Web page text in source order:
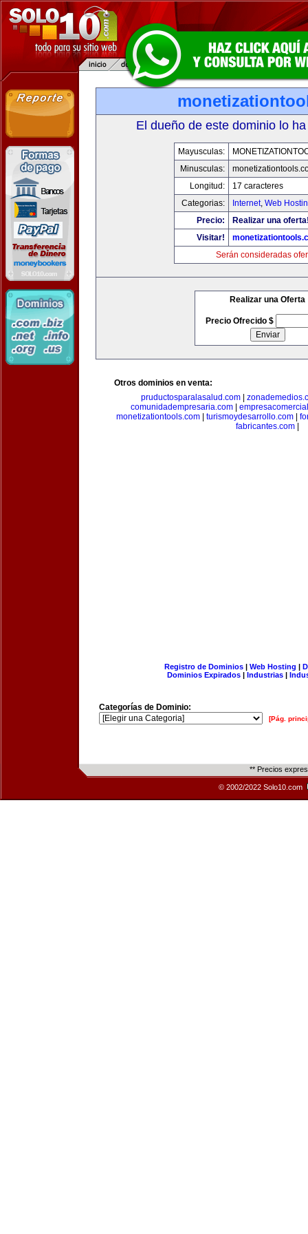
El dueño de este dominio lo
Mayusculas:
Minusculas:
Longitud:
17 caracteres
Categorias:
Internet, Web
Precio:
Realizar una
Visitar!
Serán consideradas
Realizar una Oferta
Precio Ofrecido $
Otros dominios en venta:
pruductosparalasalud.com|
comunidadempresaria.com
monetizationtools.com| turismoydesarrollo.com|
fabricantes.com
Registro de Dominios| Web Hosting |
Dominios Expirados | Industrias |
Categorías de Dominio:
[Pág.
** Precios
© 2002/2022 Solo10.com